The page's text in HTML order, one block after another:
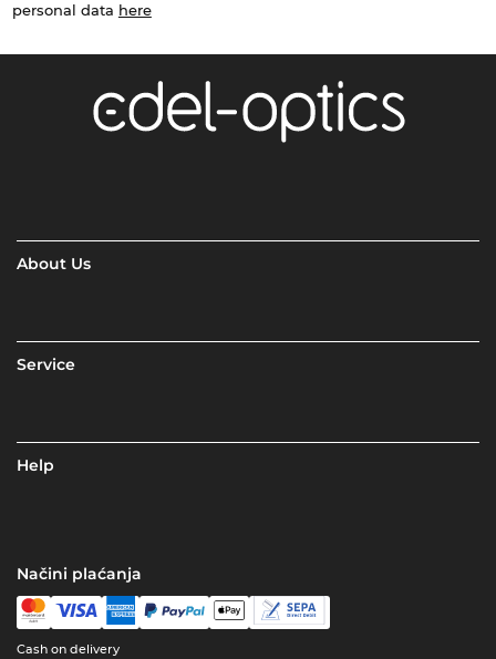
personal data here
About Us
Service
Help
Načini plaćanja
Cash on delivery